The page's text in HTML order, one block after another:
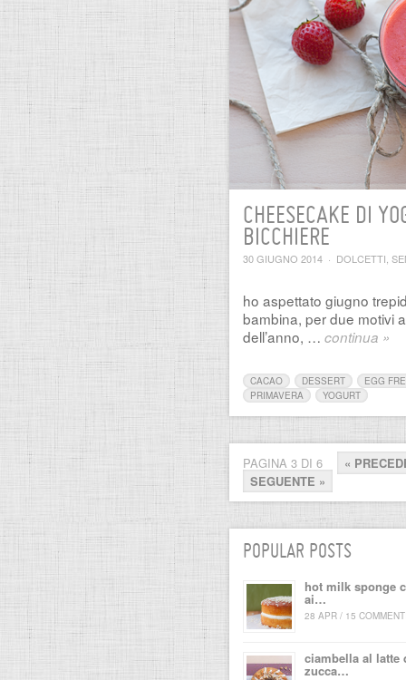
CHEESECAKE DI
BICCHIERE
30 GIUGNO 2014 · DOLCETTI
ho aspettato giugno
bambina, per due motivi
dell’anno, … continua »
CACAO DESSERT
EGG
PRIMAVERA
YOGURT
PAGINA 3 DI 6
«
SEGUENTE »
POPULAR POSTS
hot milk sponge
ai…
28 APR / 15
ciambella al latte
zucca…